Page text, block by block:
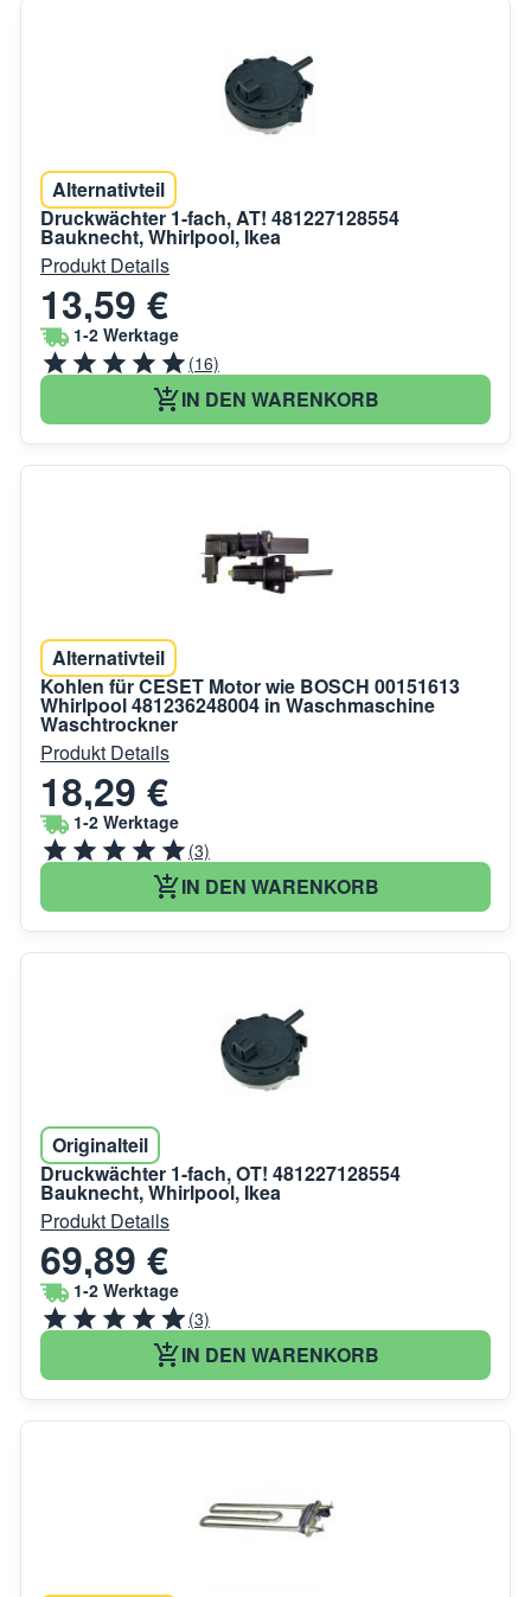
Alternativteil
Druckwächter 1-fach, AT! 481227128554
Bauknecht, Whirlpool, Ikea
Produkt Details
13,59 €
1-2 Werktage
(16)
IN DEN WARENKORB
Alternativteil
Kohlen für CESET Motor wie BOSCH 00151613
Whirlpool 481236248004 in Waschmaschine
Waschtrockner
Produkt Details
18,29 €
1-2 Werktage
(3)
IN DEN WARENKORB
Originalteil
Druckwächter 1-fach, OT! 481227128554
Bauknecht, Whirlpool, Ikea
Produkt Details
69,89 €
1-2 Werktage
(3)
IN DEN WARENKORB